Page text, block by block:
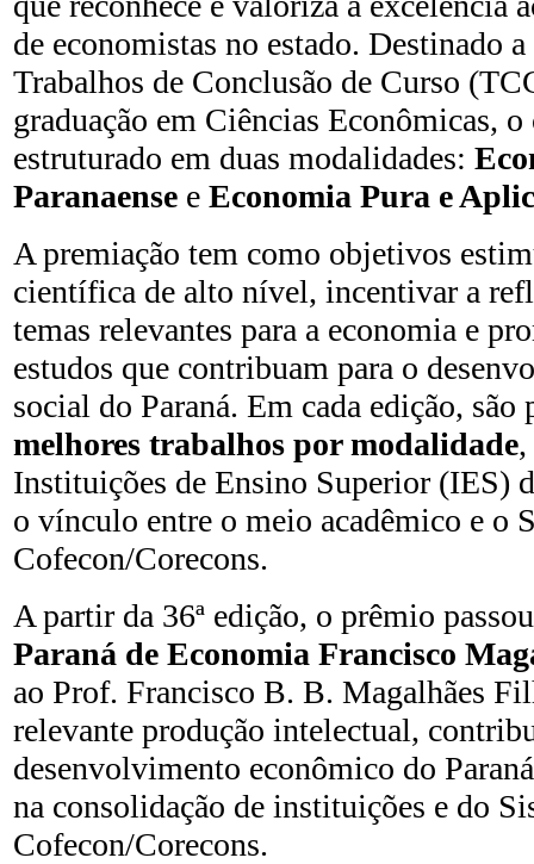
de economistas no estado. Destinado
Trabalhos de Conclusão de Curso
graduação em Ciências Econômicas, o
estruturado em duas modalidades:
Paranaense e Economia Pura e
A premiação tem como objetivos
científica de alto nível, incentivar a
temas relevantes para a economia e
estudos que contribuam para o
social do Paraná. Em cada edição,
melhores trabalhos por modalidade
Instituições de Ensino Superior (IES)
o vínculo entre o meio acadêmico e o
Cofecon/Corecons.
A partir da 36ª edição, o prêmio
Paraná de Economia Francisco
ao Prof. Francisco B. B. Magalhães
relevante produção intelectual,
desenvolvimento econômico do
na consolidação de instituições e do
Cofecon/Corecons.